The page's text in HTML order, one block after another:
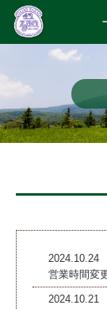
2024.10.24
営業時間変
2024.10.21